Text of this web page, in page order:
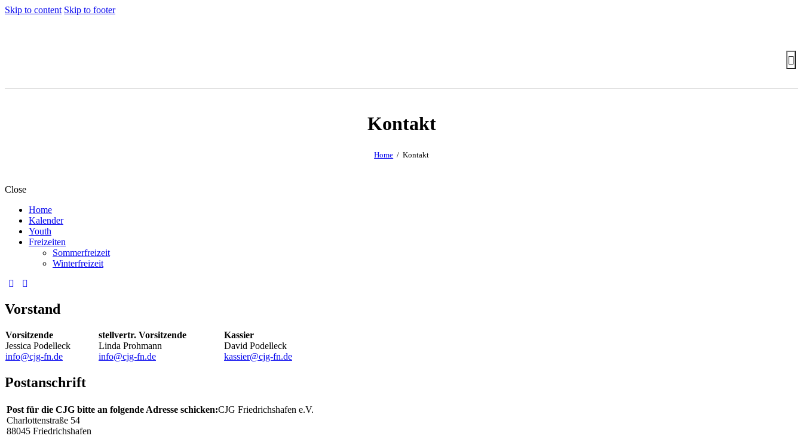
Skip to content Skip to footer
Kontakt
Home Kontakt
Close
Home
Kalender
Youth
Freizeiten
Sommerfreizeit
Winterfreizeit
Vorstand
Vorsitzende
Jessica Podelleck
info@cjg-fn.de
stellvertr. Vorsitzende
Linda Prohmann
info@cjg-fn.de
Kassier
David Podelleck
kassier@cjg-fn.de
Postanschrift
Post für die CJG bitte an folgende Adresse schicken:CJG Friedrichshafen e.V.
Charlottenstraße 54
88045 Friedrichshafen